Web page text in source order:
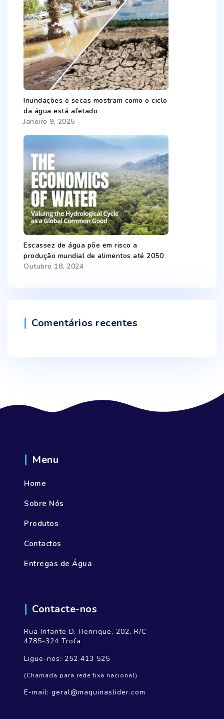
Inundações e secas mostram como o ciclo
da água está afetado
Janeiro 9, 2025
Escassez de água põe em risco a
produção mundial de alimentos até 2050
Outubro 18, 2024
Comentários recentes
Menu
Home
Sobre Nós
Produtos
Contactos
Entregas de Água
Contacte-nos
Rua Infante D. Henrique, 202, R/C
4785-324 Trofa
Ligue-nos: 252 413 525
(Chamada para rede fixa nacional)
E-mail: geral@maquinaslider.com